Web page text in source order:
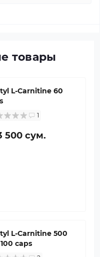
товары
L-Carnitine 60
1
500 сум.
L-Carnitine 500
caps